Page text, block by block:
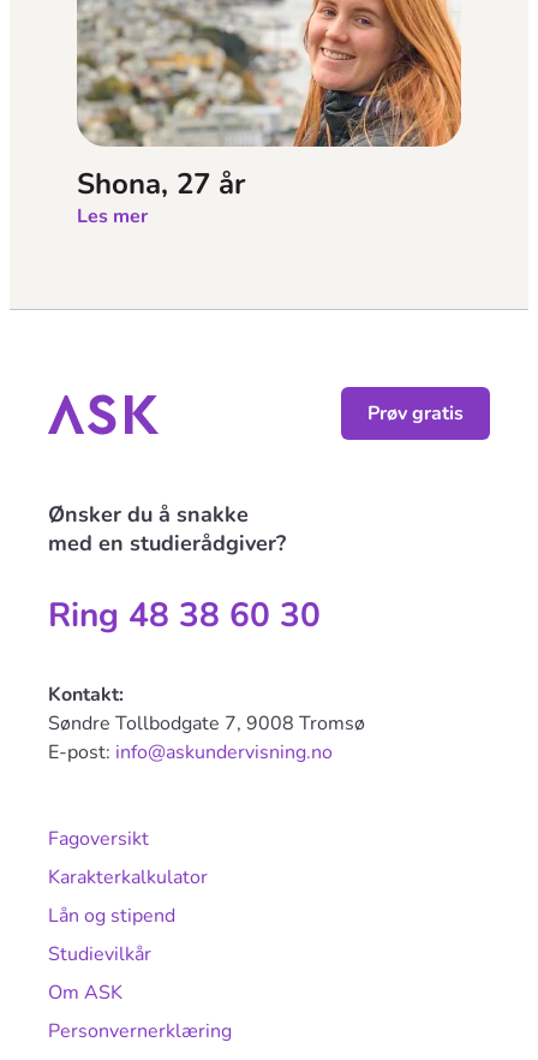
Shona, 27 år
Les mer
Fagoversikt
Karakterkalkulator
Lån og stipend
Studievilkår
Om ASK
Personvernerklæring
Ønsker du å snakke
med en studierådgiver?
Ring 48 38 60 30
Kontakt:
Søndre Tollbodgate 7, 9008 Tromsø
E-post: info@askundervisning.no
Prøv gratis